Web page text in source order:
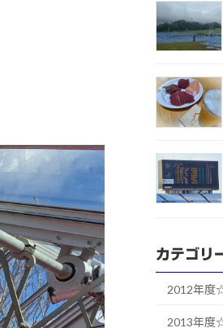
カテゴリ
2012年度
2013年度